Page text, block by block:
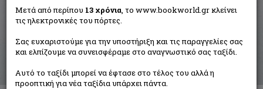
Αποτελέσματα αναζήτησης
Συγγραφέας: Simon Yves (1 βιβλία)
Ταξινόμηση ανά:
Μετά από περίπου 13 χρόνια, το www.bookworld.gr κλείνει
τις ηλεκτρονικές του πόρτες.
Σας ευχαριστούμε για την υποστήριξη και τις παραγγελίες σας
και ελπίζουμε να συνεισφέραμε στο αναγνωστικό σας ταξίδι.
Αυτό το ταξίδι μπορεί να έφτασε στο τέλος του αλλά η
προοπτική για νέα ταξίδια υπάρχει πάντα.